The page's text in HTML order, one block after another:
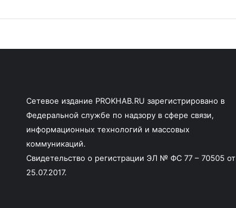
Сетевое издание PROKHAB.RU зарегистрировано в
Федеральной службе по надзору в сфере связи,
информационных технологий и массовых
коммуникаций.
Свидетельство о регистрации ЭЛ № ФС 77 – 70505 от
25.07.2017.